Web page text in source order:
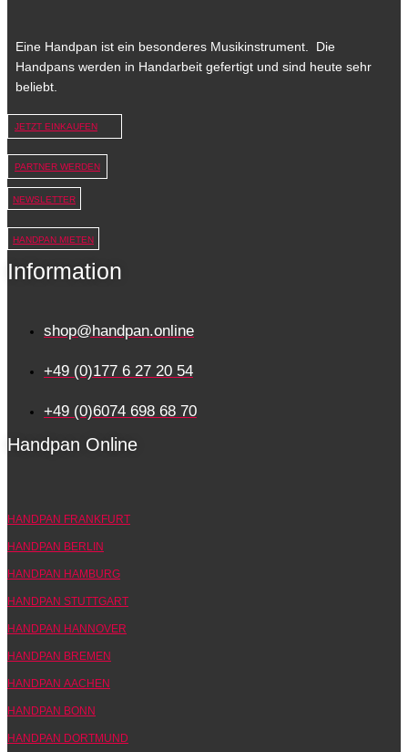
Eine Handpan ist ein besonderes Musikinstrument. Die
Handpans werden in Handarbeit gefertigt und sind heute sehr
beliebt.
JETZT EINKAUFEN
PARTNER WERDEN
NEWSLETTER
HANDPAN MIETEN
Information
shop@handpan.online
+49 (0)177 6 27 20 54
+49 (0)6074 698 68 70
Handpan Online
HANDPAN FRANKFURT
HANDPAN BERLIN
HANDPAN HAMBURG
HANDPAN STUTTGART
HANDPAN HANNOVER
HANDPAN BREMEN
HANDPAN AACHEN
HANDPAN BONN
HANDPAN DORTMUND